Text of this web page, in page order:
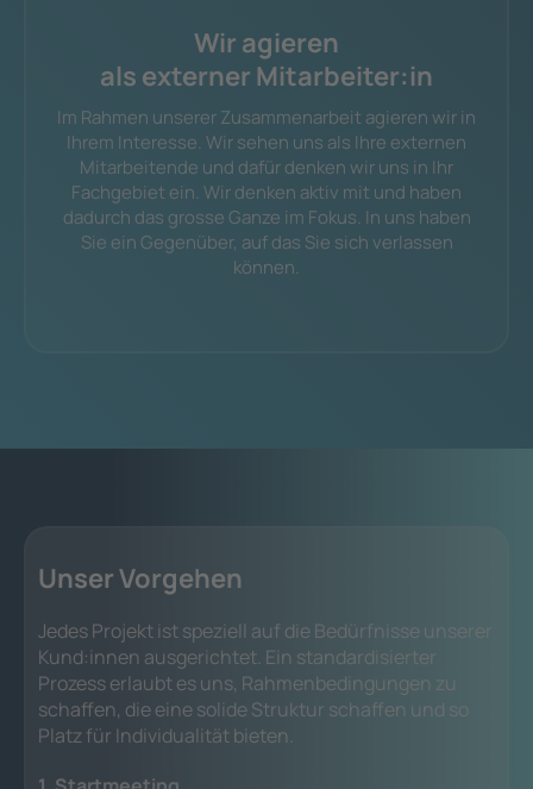
Wir agieren
als externer Mitarbeiter:in
Im Rahmen unserer Zusammenarbeit agieren wir in
Ihrem Interesse. Wir sehen uns als Ihre externen
Mitarbeitende und dafür denken wir uns in Ihr
Fachgebiet ein. Wir denken aktiv mit und haben
dadurch das grosse Ganze im Fokus. In uns haben
Sie ein Gegenüber, auf das Sie sich verlassen
können.
Unser Vorgehen
Jedes Projekt ist speziell auf die Bedürfnisse unserer
Kund:innen ausgerichtet. Ein standardisierter
Prozess erlaubt es uns, Rahmenbedingungen zu
schaffen, die eine solide Struktur schaffen und so
Platz für Individualität bieten.